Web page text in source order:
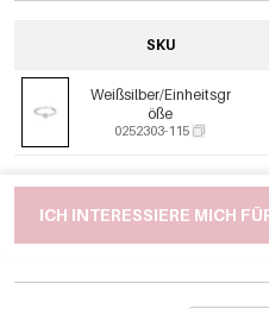
SKU
Weißsilber/Einheitsgr
öße
0252303-115
ICH INTERESSIERE MICH